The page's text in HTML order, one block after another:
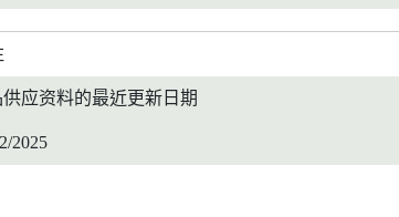
供应资料的最近更新日期
2025